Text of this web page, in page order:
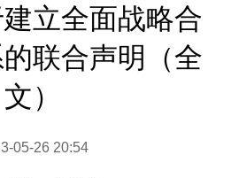
立全面战略合
联合声明（全
文）
05-26 20:54